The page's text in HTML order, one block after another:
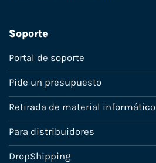
Soporte
Portal de soporte
Pide un presupuesto
Retirada de material informático
Para distribuidores
DropShipping